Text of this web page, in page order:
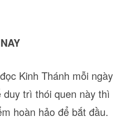
Kinh Thánh mỗi ngày
trì thói quen này thì
hoàn hảo để bắt đầu.